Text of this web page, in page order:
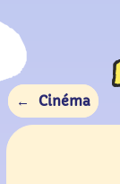
Cinéma